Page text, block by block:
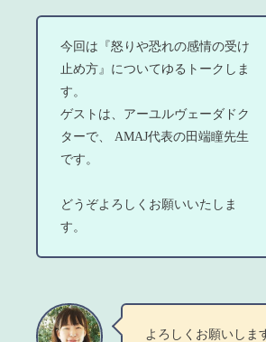
今回は『怒りや恐れの感情の受け
止め方』についてゆるトークしま
す。
ゲストは、アーユルヴェーダドク
ターで、 AMAJ代表の田端瞳先生
です。
どうぞよろしくお願いいたしま
す。
よろしくお願いしま